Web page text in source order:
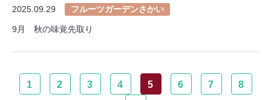
2025.09.29 フルーツガーデンさかい
9月 秋の味覚先取り
1 2 3 4 5 6 7 8